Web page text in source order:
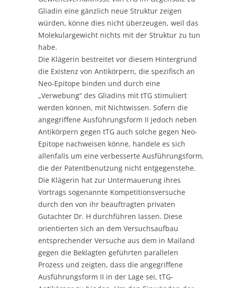
Gliadin eine gänzlich neue Struktur zeigen
würden, könne dies nicht überzeugen, weil das
Molekulargewicht nichts mit der Struktur zu tun
habe.
Die Klägerin bestreitet vor diesem Hintergrund
die Existenz von Antikörpern, die spezifisch an
Neo-Epitope binden und durch eine
„Verwebung“ des Gliadins mit tTG stimuliert
werden können, mit Nichtwissen. Sofern die
angegriffene Ausführungsform II jedoch neben
Antikörpern gegen tTG auch solche gegen Neo-
Epitope nachweisen könne, handele es sich
allenfalls um eine verbesserte Ausführungsform,
die der Patentbenutzung nicht entgegenstehe.
Die Klägerin hat zur Untermauerung ihres
Vortrags sogenannte Kompetitionsversuche
durch den von ihr beauftragten privaten
Gutachter Dr. H durchführen lassen. Diese
orientierten sich an dem Versuchsaufbau
entsprechender Versuche aus dem in Mailand
gegen die Beklagten geführten parallelen
Prozess und zeigten, dass die angegriffene
Ausführungsform II in der Lage sei, tTG-